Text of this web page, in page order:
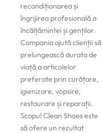
recondiționarea și
îngrijirea profesională a
încălțămintei și genților.
Compania ajută clienții să
prelungească durata de
viață a articolelor
preferate prin curățare,
igienizare, vopsire,
restaurare și reparații.
Scopul Clean Shoes este
să ofere un rezultat